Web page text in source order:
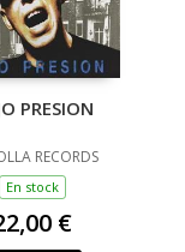
PRESION
RECORDS
En stock
€